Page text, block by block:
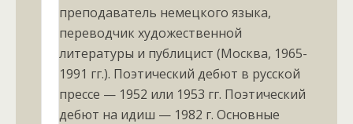
преподаватель немецкого языка,
переводчик художественной
литературы и публицист (Москва, 1965-
1991 гг.). Поэтический дебют в русской
прессе — 1952 или 1953 гг. Поэтический
дебют на идиш — 1982 г. Основные